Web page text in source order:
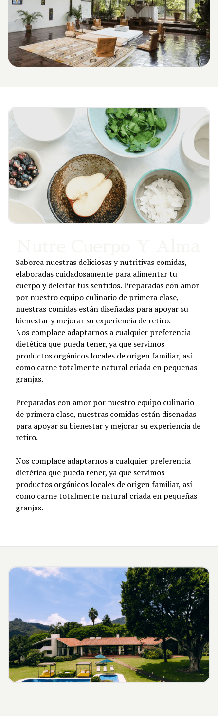
Saborea nuestras deliciosas y nutritivas comidas,
elaboradas cuidadosamente para alimentar tu
cuerpo y deleitar tus sentidos. Preparadas con amor
por nuestro equipo culinario de primera clase,
nuestras comidas están diseñadas para apoyar su
bienestar y mejorar su experiencia de retiro.
Nos complace adaptarnos a cualquier preferencia
dietética que pueda tener, ya que servimos
productos orgánicos locales de origen familiar, así
como carne totalmente natural criada en pequeñas
granjas.
Preparadas con amor por nuestro equipo culinario
de primera clase, nuestras comidas están diseñadas
para apoyar su bienestar y mejorar su experiencia de
retiro.
Nos complace adaptarnos a cualquier preferencia
dietética que pueda tener, ya que servimos
productos orgánicos locales de origen familiar, así
como carne totalmente natural criada en pequeñas
granjas.